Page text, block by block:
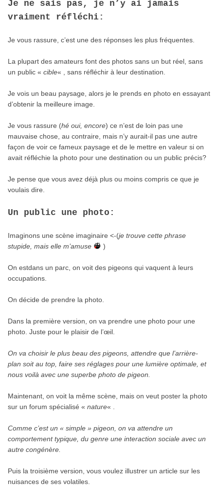
Je ne sais pas, je n’y ai jamais
vraiment réfléchi:
Je vous rassure, c’est une des réponses les plus fréquentes.
La plupart des amateurs font des photos sans un but réel, sans
un public « cible« , sans réfléchir à leur destination.
Je vois un beau paysage, alors je le prends en photo en essayant
d’obtenir la meilleure image.
Je vous rassure (hé oui, encore) ce n’est de loin pas une
mauvaise chose, au contraire, mais n’y aurait-il pas une autre
façon de voir ce fameux paysage et de le mettre en valeur si on
avait réfléchie la photo pour une destination ou un public précis?
Je pense que vous avez déjà plus ou moins compris ce que je
voulais dire.
Un public une photo:
Imaginons une scène imaginaire <-(je trouve cette phrase
stupide, mais elle m’amuse
)
On estdans un parc, on voit des pigeons qui vaquent à leurs
occupations.
On décide de prendre la photo.
Dans la première version, on va prendre une photo pour une
photo. Juste pour le plaisir de l’œil.
On va choisir le plus beau des pigeons, attendre que l’arrière-
plan soit au top, faire ses réglages pour une lumière optimale, et
nous voilà avec une superbe photo de pigeon.
Maintenant, on voit la même scène, mais on veut poster la photo
sur un forum spécialisé « nature« .
Comme c’est un « simple » pigeon, on va attendre un
comportement typique, du genre une interaction sociale avec un
autre congénère.
Puis la troisième version, vous voulez illustrer un article sur les
nuisances de ses volatiles.